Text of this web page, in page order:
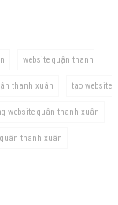
website quận thanh
thanh xuân tạo website
website quận thanh xuân
thanh xuân